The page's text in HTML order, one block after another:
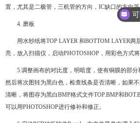
置，尤其是二极管，三机管的方向，IC缺口的方向
4. 磨板
用水纱纸将TOP LAYER 和BOTTOM LAYER两
亮，放入扫描仪，启动PHOTOSHOP，用彩色方式
5.调整画布的对比度，明暗度，使有铜膜的部分
然后将次图转为黑白色，检查线条是否清晰，如果
清晰，将图存为黑白BMP格式文件TOP.BMP和
可以用PHOTOSHOP进行修补和修正。